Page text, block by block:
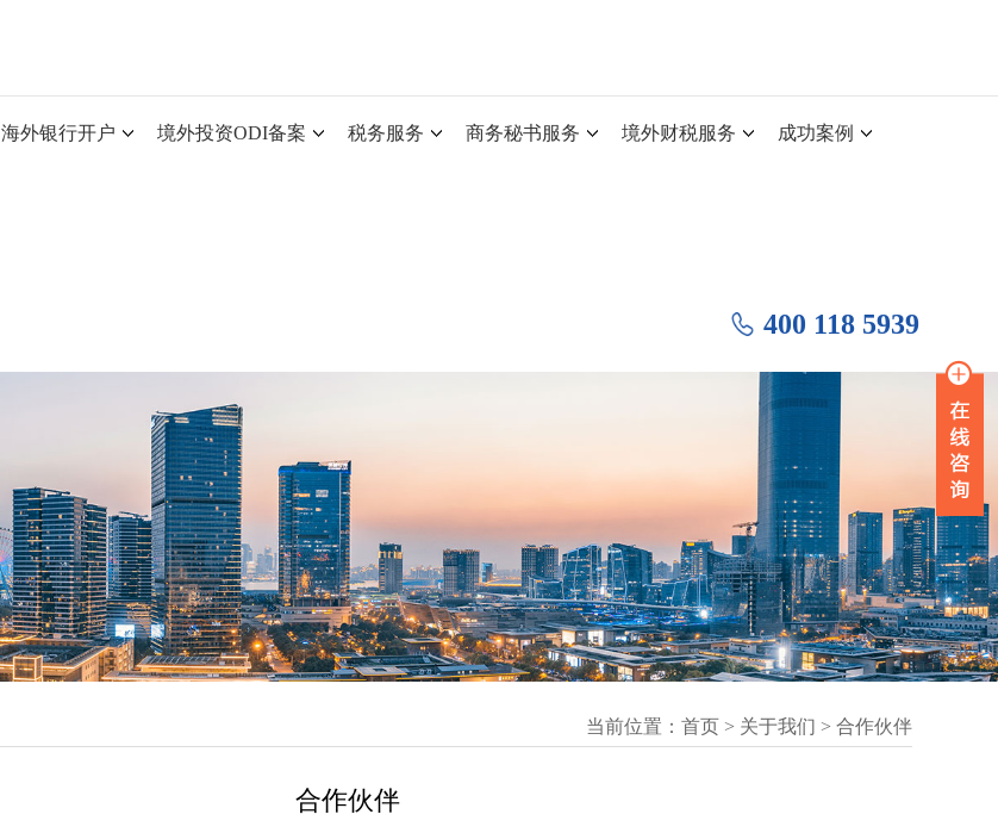
海外银行开户 境外投资ODI备案 税务服务 商务秘书服务 境外财税服务 成功案例
400 118 5939
当前位置： 首页 > 关于我们 > 合作伙伴
合作伙伴